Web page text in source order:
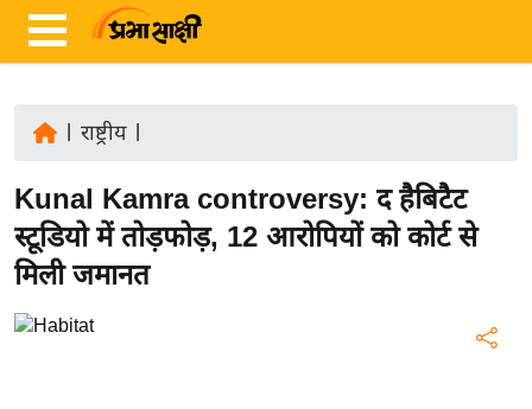
ज़ा
ख
ब
र
रा
राष्ट्रीय|
Kunal Kamra controversy: द हैबिटैट
स्टूडियो में तोड़फोड़, 12 आरोपियों को कोर्ट से
मिली जमानत